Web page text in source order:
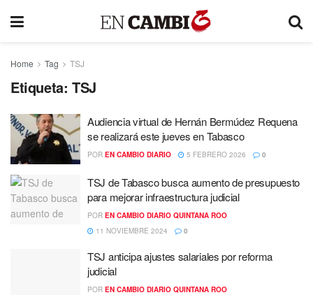
Home Tag TSJ
Etiqueta: TSJ
Audiencia virtual de Hernán Bermúdez Requena
se realizará este jueves en Tabasco
POR EN CAMBIO DIARIO 5 FEBRERO 2026 0
TSJ de Tabasco busca aumento de presupuesto
para mejorar infraestructura judicial
POR EN CAMBIO DIARIO QUINTANA ROO
11 NOVIEMBRE 2024
0
TSJ anticipa ajustes salariales por reforma
judicial
POR EN CAMBIO DIARIO QUINTANA ROO